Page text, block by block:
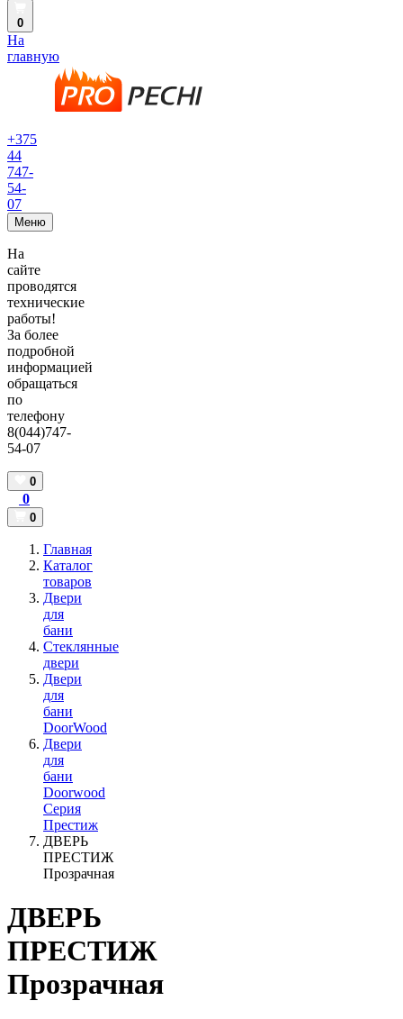
0
На
главную
+375
44
747-
54-
07
Меню
На
сайте
проводятся
технические
работы!
За более
подробной
информацией
обращаться
по
телефону
8(044)747-
54-07
0
0
0
Главная
Каталог
товаров
Двери
для
бани
Стеклянные
двери
Двери
для
бани
DoorWood
Двери
для
бани
Doorwood
Серия
Престиж
ДВЕРЬ
ПРЕСТИЖ
Прозрачная
ДВЕРЬ
ПРЕСТИЖ
Прозрачная